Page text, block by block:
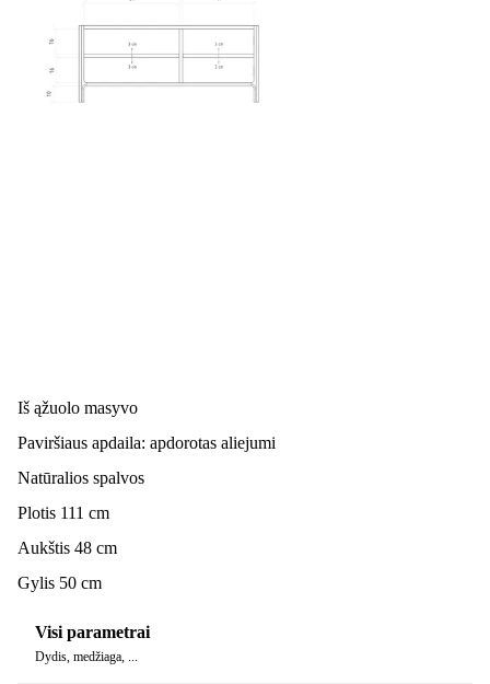
Iš ąžuolo masyvo
Paviršiaus apdaila: apdorotas aliejumi
Natūralios spalvos
Plotis 111 cm
Aukštis 48 cm
Gylis 50 cm
Visi parametrai
Dydis, medžiaga, ...